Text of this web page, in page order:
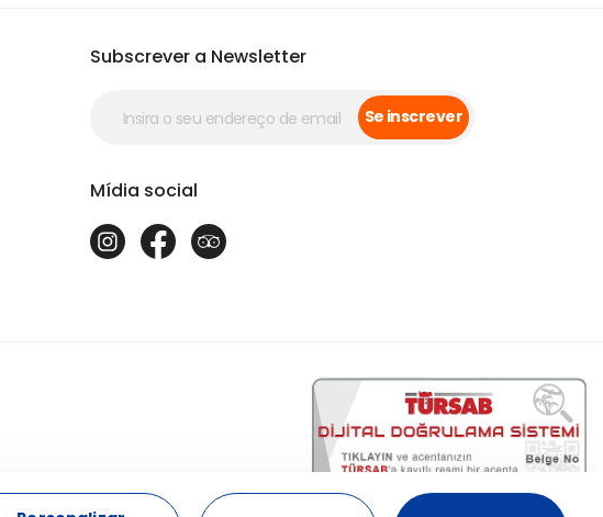
Subscrever a Newsletter
Se inscrever
Mídia social
Osiana Cappadocia Travel - 17863